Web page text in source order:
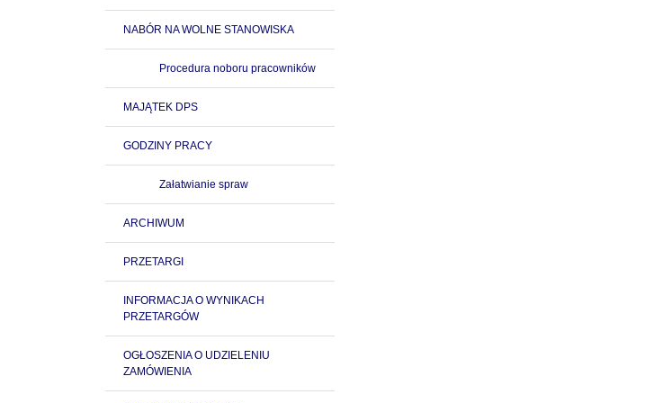
NABÓR NA WOLNE STANOWISKA
Procedura noboru pracowników
MAJĄTEK DPS
GODZINY PRACY
Załatwianie spraw
ARCHIWUM
PRZETARGI
INFORMACJA O WYNIKACH
PRZETARGÓW
OGŁOSZENIA O UDZIELENIU
ZAMÓWIENIA